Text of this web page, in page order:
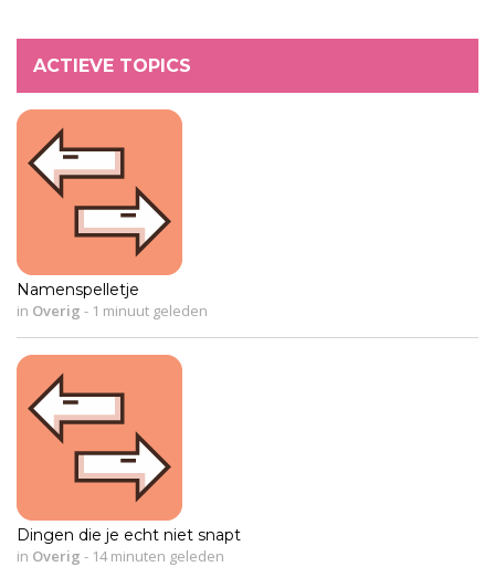
ACTIEVE TOPICS
Namenspelletje
in Overig - 1 minuut geleden
Dingen die je echt niet snapt
in Overig - 14 minuten geleden